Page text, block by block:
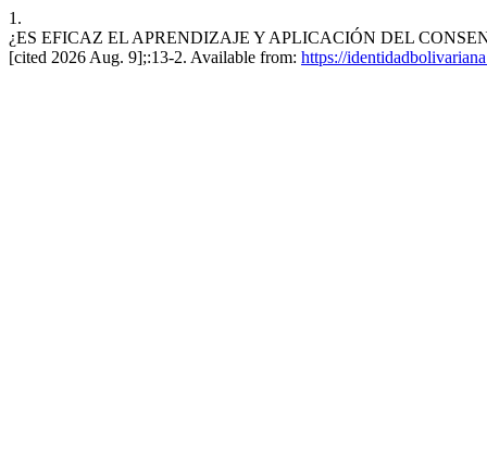
1.
¿ES EFICAZ EL APRENDIZAJE Y APLICACIÓN DEL
[cited 2026 Aug. 9];:13-2. Available from: https://